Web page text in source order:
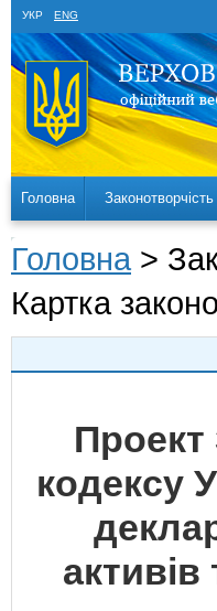
УКР ENG
Головна Законотворчість
Головна >
Картка
Проект
кодексу